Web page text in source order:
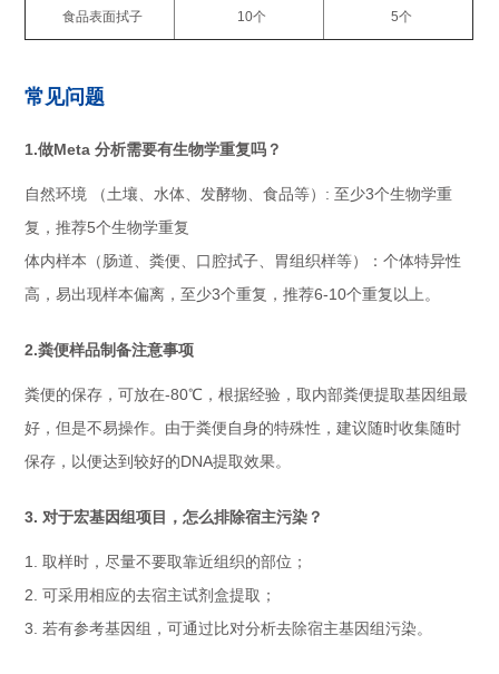
食品表面拭子 10个 5个
常见问题
1.做Meta 分析需要有生物学重复吗？
自然环境 （土壤、水体、发酵物、食品等）: 至少3个生物学重
复，推荐5个生物学重复
体内样本（肠道、粪便、口腔拭子、胃组织样等）：个体特异性
高，易出现样本偏离，至少3个重复，推荐6-10个重复以上。
2.粪便样品制备注意事项
粪便的保存，可放在-80℃，根据经验，取内部粪便提取基因组最
好，但是不易操作。由于粪便自身的特殊性，建议随时收集随时
保存，以便达到较好的DNA提取效果。
3. 对于宏基因组项目，怎么排除宿主污染？
1. 取样时，尽量不要取靠近组织的部位；
2. 可采用相应的去宿主试剂盒提取；
3. 若有参考基因组，可通过比对分析去除宿主基因组污染。